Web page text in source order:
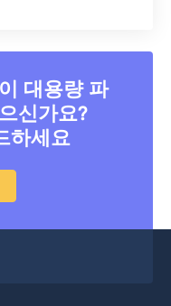
대용량 파
신가요?
하세요